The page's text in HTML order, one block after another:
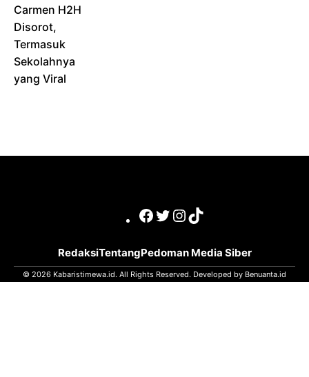
Carmen H2H
Disorot,
Termasuk
Sekolahnya
yang Viral
Facebook
Twitter
Instagram
TikTok
RedaksiTentangPedoman Media Siber
© 2026 Kabaristimewa.id. All Rights Reserved. Developed by Benuanta.id